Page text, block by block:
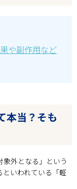
や副作用など
本当？そも
象外となる」という
いわれている「軽